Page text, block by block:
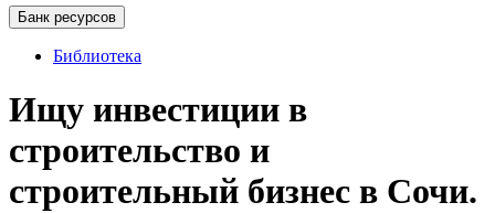
Банк ресурсов
Библиотека
Ищу инвестиции в
строительство и
строительный бизнес в Сочи.